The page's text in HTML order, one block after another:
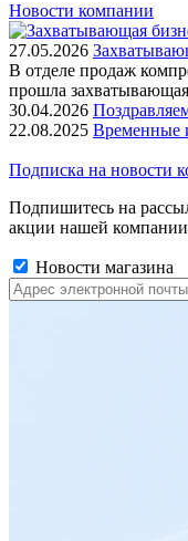
Новости компании
27.05.2026
В отделе продаж
прошла
30.04.2026
22.08.2025 Временные
Подписка на новости
Подпишитесь на
акции нашей
Новости магазина